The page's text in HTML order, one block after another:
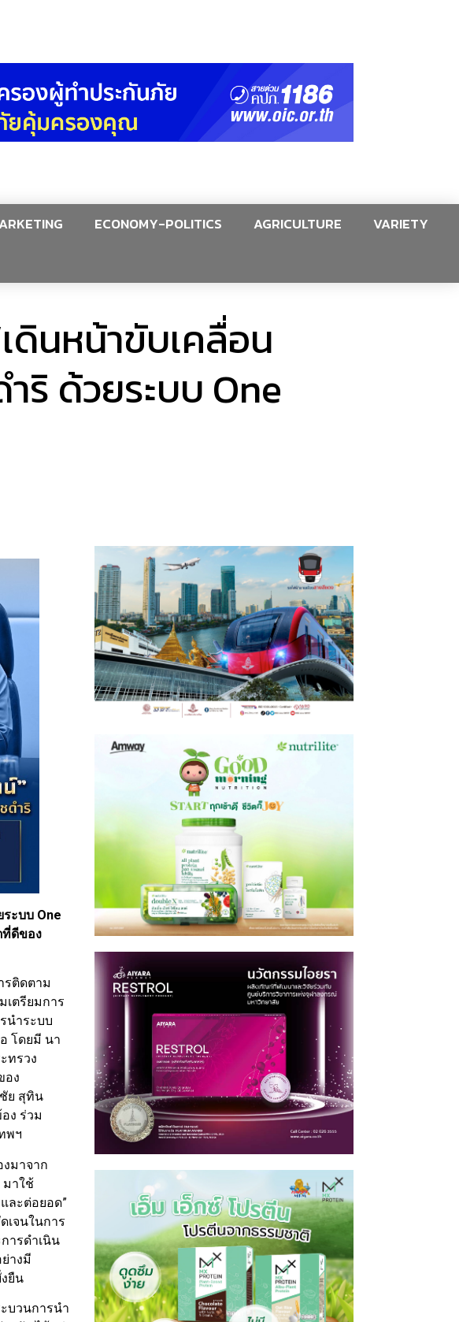
ECONOMY-POLITICS AGRICULTURE
VARIETY
ดินหน้าขับเคลื่อน
ริ ด้วยระบบ One
ะบบ One
ที่ดีของ
รติดตาม
เตรียมการ
นำระบบ
โดยมี นา
ทรวง
อง
ย สุทิน
ง ร่วม
พฯ
มาจาก
มาใช้
ละต่อยอด”
เจนในการ
ารดำเนิน
างมี
ยืน
บวนการนำ